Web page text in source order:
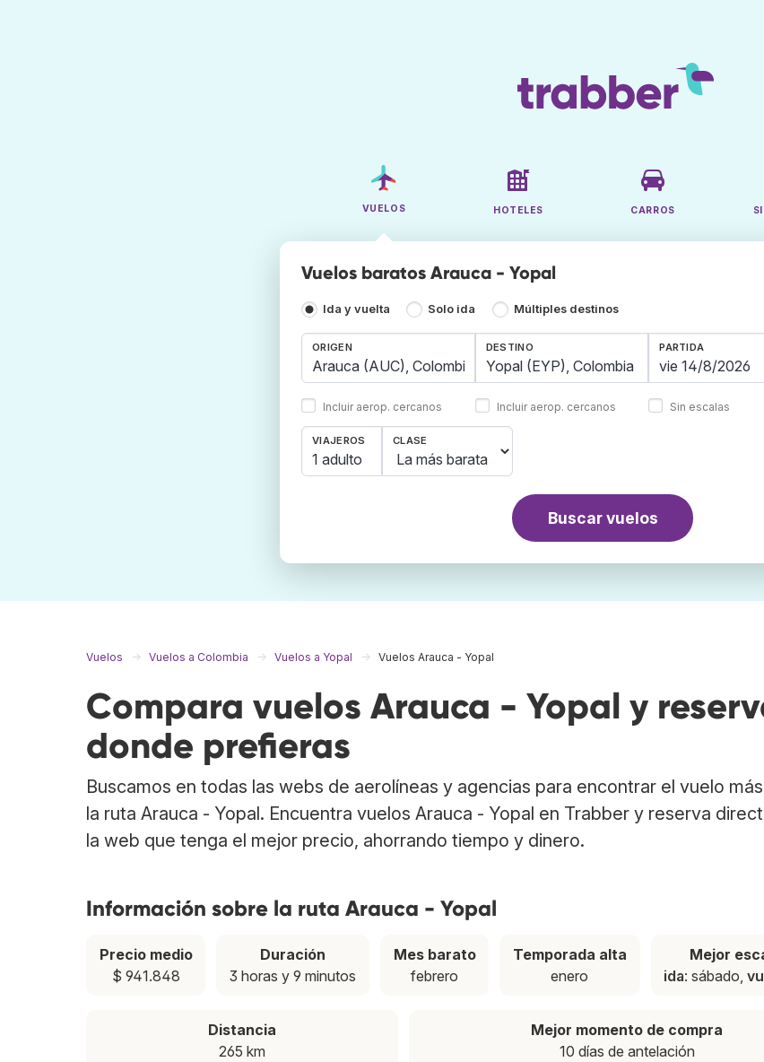
VUELOS HOTELES CARROS
Vuelos baratos Arauca - Yopal
Ida y vuelta Solo ida Múltiples destinos
ORIGEN
Incluir aerop. cercanos
DESTINO
Incluir aerop. cercanos
PARTIDA
Sin escalas
VIAJEROS
1 adulto
CLASE
Buscar vuelos
Vuelos Vuelos a Colombia Vuelos a Yopal Vuelos Arauca - Yopal
Compara vuelos Arauca - Yopal y
donde prefieras
Buscamos en todas las webs de aerolíneas y agencias para encontrar el vuelo
la ruta Arauca - Yopal. Encuentra vuelos Arauca - Yopal en Trabber y reserva
la web que tenga el mejor precio, ahorrando tiempo y dinero.
Información sobre la ruta Arauca - Yopal
Precio medio
$ 941.848
Duración
3 horas y 9 minutos
Mes barato
febrero
Temporada alta
enero
Mejor
ida: sábado,
Distancia
265 km
Mejor momento de compra
10 días de antelación